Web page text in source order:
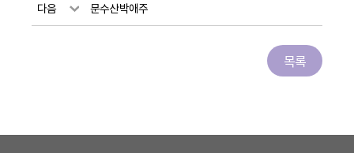
다음 문수산박애주
목록